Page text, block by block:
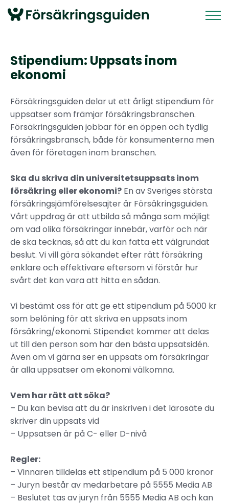
Stipendium: Uppsats inom
ekonomi
Försäkringsguiden delar ut ett årligt stipendium för
uppsatser som främjar försäkringsbranschen.
Försäkringsguiden jobbar för en öppen och tydlig
försäkringsbransch, både för konsumenterna men
även för företagen inom branschen.
Ska du skriva din universitetsuppsats inom
försäkring eller ekonomi? En av Sveriges största
försäkringsjämförelsesajter är Försäkringsguiden.
Vårt uppdrag är att utbilda så många som möjligt
om vad olika försäkringar innebär, varför och när
de ska tecknas, så att du kan fatta ett välgrundat
beslut. Vi vill göra sökandet efter rätt försäkring
enklare och effektivare eftersom vi förstår hur
svårt det kan vara att hitta en sådan.
Vi bestämt oss för att ge ett stipendium på 5000 kr
som belöning för att skriva en uppsats inom
försäkring/ekonomi. Stipendiet kommer att delas
ut till den person som har den bästa uppsatsidén.
Även om vi gärna ser en uppsats om försäkringar
är alla uppsatser om ekonomi välkomna.
Vem har rätt att söka?
– Du kan bevisa att du är inskriven i det lärosäte du
skriver din uppsats vid
– Uppsatsen är på C- eller D-nivå
Regler:
– Vinnaren tilldelas ett stipendium på 5 000 kronor
– Juryn består av medarbetare på 5555 Media AB
– Beslutet tas av juryn från 5555 Media AB och kan